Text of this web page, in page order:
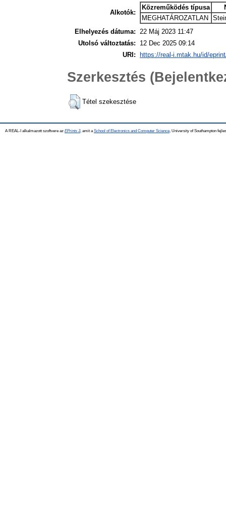
Alkotók:
Közreműködés típusa
MEGHATÁROZATLAN
Elhelyezés dátuma: 22 Máj 2023 11:47
Utolsó változtatás:
12 Dec 2025 09:14
URI:
https://real-i.mtak.hu/id/
Szerkesztés
Tétel szekesztése
A REAL-I alkalmazott szoftvere az EPrints 3, amit a School of Electronics and Computer Science , University of Southampton